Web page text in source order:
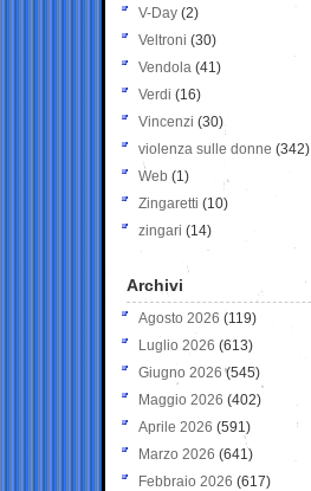
V-Day (2)
Veltroni (30)
Vendola (41)
Verdi (16)
Vincenzi (30)
violenza sulle donne (342)
Web (1)
Zingaretti (10)
zingari (14)
Archivi
Agosto 2026 (119)
Luglio 2026 (613)
Giugno 2026 (545)
Maggio 2026 (402)
Aprile 2026 (591)
Marzo 2026 (641)
Febbraio 2026 (617)